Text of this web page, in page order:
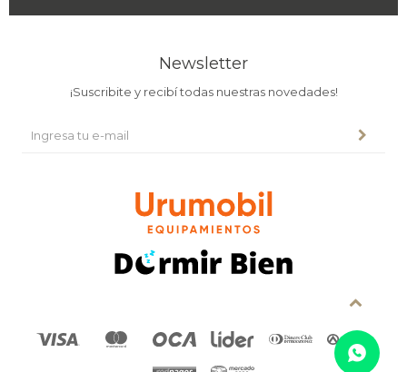
Newsletter
¡Suscribite y recibí todas nuestras novedades!